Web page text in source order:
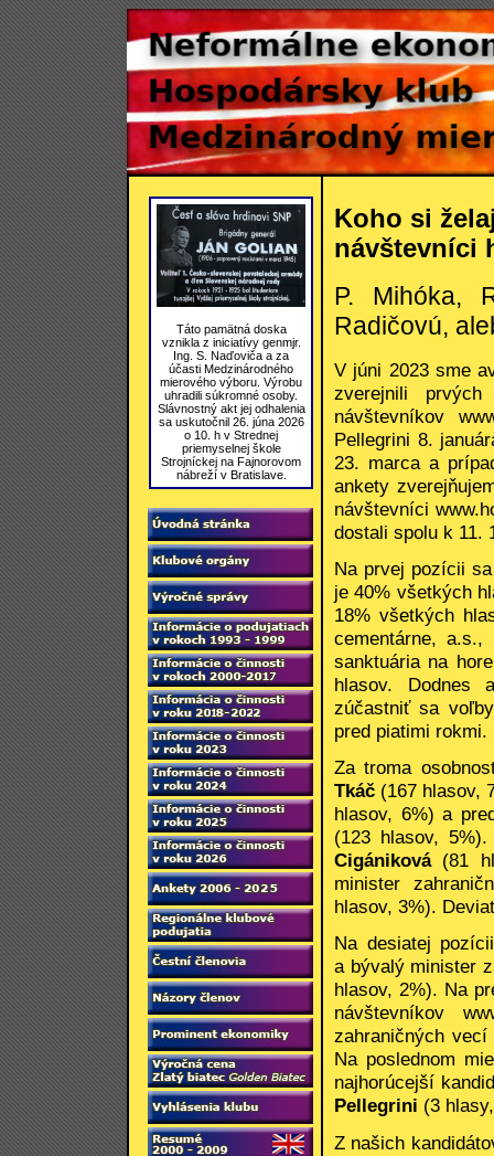
Táto pamätná doska
vznikla z iniciatívy genmjr.
Ing. S. Naďoviča a za
účasti Medzinárodného
mierového výboru. Výrobu
uhradili súkromné osoby.
Slávnostný akt jej odhalenia
sa uskutočnil 26. júna 2026
o 10. h v Strednej
priemyselnej škole
Strojníckej na Fajnorovom
nábreží v Bratislave.
Koho si
návštevníci
P. Mihóka,
Radičovú,
V júni 2023 sme
zverejnili
návštevníkov
Pellegrini 8.
23. marca a
ankety
návštevníci
dostali spolu k 11.
Na prvej pozícii
je 40% všetkých
18% všetkých
cementárne,
sanktuária na
hlasov. Dodnes
zúčastniť sa
pred piatimi rokmi.
Za troma
Tkáč (167 hlasov,
hlasov, 6%) a
(123 hlasov,
Cigániková(81
minister
hlasov, 3%).
Na desiatej
a bývalý minister
hlasov, 2%). Na
návštevníkov
zahraničných
Na poslednom
najhorúcejší
Pellegrini (3
Z našich